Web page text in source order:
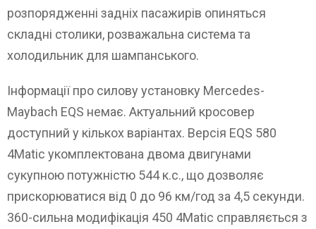
розпорядженні задніх пасажирів опиняться
складні столики, розважальна система та
холодильник для шампанського.
Інформації про силову установку Mercedes-
Maybach EQS немає. Актуальний кросовер
доступний у кількох варіантах. Версія EQS 580
4Matic укомплектована двома двигунами
сукупною потужністю 544 к.с., що дозволяє
прискорюватися від 0 до 96 км/год за 4,5 секунди.
360-сильна модифікація 450 4Matic справляється з